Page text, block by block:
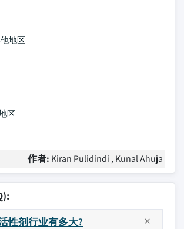
地区
区
作者: Kiran Pulidindi , Kunal Ahuja
性剂行业有多大?